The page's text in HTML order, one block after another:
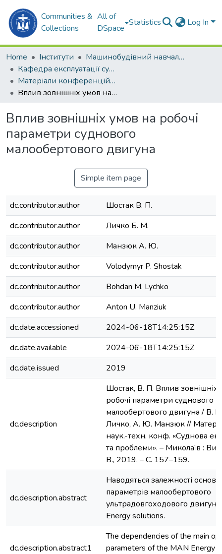
Communities &
Collections
All of
DSpace
Statistics Log In
Home Інститути
Машинобудівний навчально-науковий інститут (МННІ)
Кафедра експлуатації суднових енергетичних установок та теплоенергетики (ЕСЕУтаТЕ)
Матеріали конференцій (ЕСЕУтаТЕ)
Вплив зовнішніх умов на робочі параметри суднового малообертового двигуна
Вплив зовнішніх умов на робочі
параметри суднового
малообертового двигуна
Simple item page
dc.contributor.author
Шостак В. П.
dc.contributor.author
Личко Б. М.
dc.contributor.author
Манзюк А. Ю.
dc.contributor.author
Volodymyr P. Shostak
dc.contributor.author
Bohdan M. Lychko
dc.contributor.author
Anton U. Manziuk
dc.date.accessioned
2024-06-18T14:25:15Z
dc.date.available
2024-06-18T14:25:15Z
dc.date.issued
2019
dc.description
Шостак, В. П. Вплив зовнішніх
робочі параметри суднового
малообертового двигуна / В.
Личко, А. Ю. Манзюк //
наук.-техн. конф. «Cуднова
та проблеми». – Миколаїв :
В., 2019. – С. 157–159.
dc.description.abstract
Наводяться залежності
параметрів малообертового
ультрадовгоходового
Energy solutions.
dc.description.abstract1
The dependencies of the main
parameters of the MAN Energy